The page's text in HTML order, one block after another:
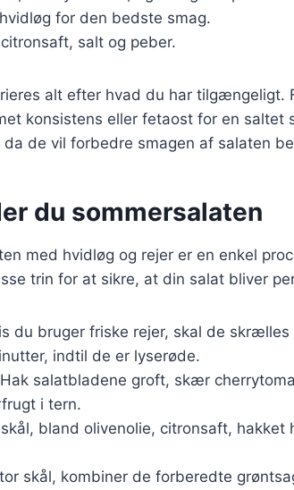
for den bedste smag.
salt og peber.
alt efter hvad du har tilgængeligt.
konsistens eller fetaost for en saltet
de vil forbedre smagen af salaten
du sommersalaten
med hvidløg og rejer er en enkel
trin for at sikre, at din salat bliver
du bruger friske rejer, skal de
indtil de er lyserøde.
salatbladene groft, skær
i tern.
bland olivenolie, citronsaft, hakket
skål, kombiner de forberedte